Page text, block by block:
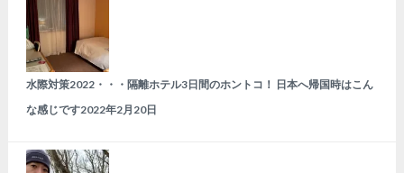
水際対策2022・・・隔離ホテル3日間のホントコ！ 日本へ帰国時はこん
な感じです2022年2月20日